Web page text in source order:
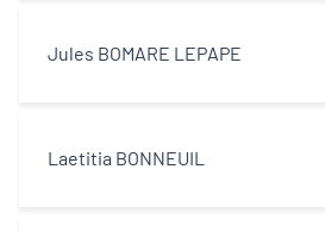
Jules BOMARE LEPAPE
Laetitia BONNEUIL